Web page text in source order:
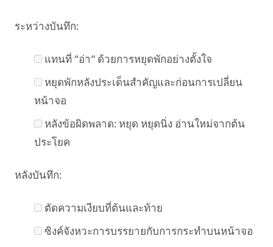
ระหว่างบันทึก:
แทนที่ “อ่า” ด้วยการหยุดพักอย่างตั้งใจ
หยุดพักหลังประเด็นสำคัญและก่อนการเปลี่ยน
หน้าจอ
หลังข้อผิดพลาด: หยุด หยุดนิ่ง อ่านใหม่จากต้น
ประโยค
หลังบันทึก:
ตัดความเงียบที่ต้นและท้าย
ซิงค์จังหวะการบรรยายกับการกระทำบนหน้าจอ